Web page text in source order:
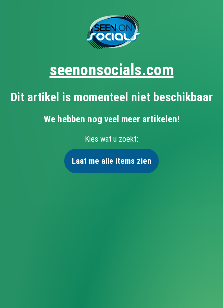
seenonsocials.com
Dit artikel is momenteel niet beschikbaar
We hebben nog veel meer artikelen!
Kies wat u zoekt:
Laat me alle items zien